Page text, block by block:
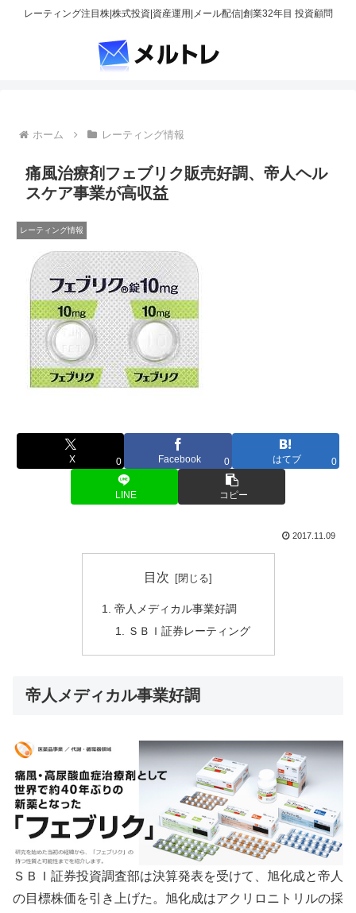
レーティング注目株|株式投資|資産運用|メール配信|創業32年目 投資顧問
ホーム レーティング情報
痛風治療剤フェブリク販売好調、帝人ヘル
スケア事業が高収益
レーティング情報
X 0 Facebook 0 はてブ 0
LINE コピー
2017.11.09
目次
帝人メディカル事業好調
ＳＢＩ証券レーティング
帝人メディカル事業好調
ＳＢＩ証券投資調査部は決算発表を受けて、旭化成と帝人
の目標株価を引き上げた。旭化成はアクリロニトリルの採